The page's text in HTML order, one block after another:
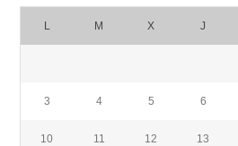
L M X J
3 4 5 6
10 11 12 13